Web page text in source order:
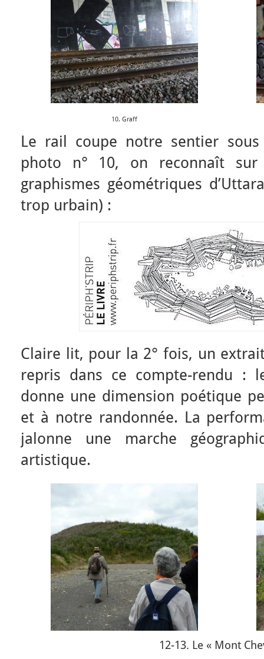
10. Graff
Le rail coupe notre sentier
photo n° 10, on reconnaît
graphismes géométriques
trop urbain) :
Claire lit, pour la 2° fois, un
repris dans ce compte-rendu :
donne une dimension poétique
et à notre randonnée. La
jalonne une marche
artistique.
12-13. Le « Mont